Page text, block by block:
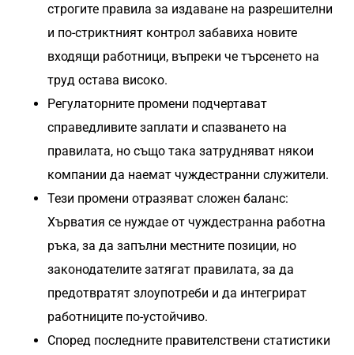
строгите правила за издаване на разрешителни
и по-стриктният контрол забавиха новите
входящи работници, въпреки че търсенето на
труд остава високо.
Регулаторните промени подчертават
справедливите заплати и спазването на
правилата, но също така затрудняват някои
компании да наемат чуждестранни служители.
Тези промени отразяват сложен баланс:
Хърватия се нуждае от чуждестранна работна
ръка, за да запълни местните позиции, но
законодателите затягат правилата, за да
предотвратят злоупотреби и да интегрират
работниците по-устойчиво.
Според последните правителствени статистики